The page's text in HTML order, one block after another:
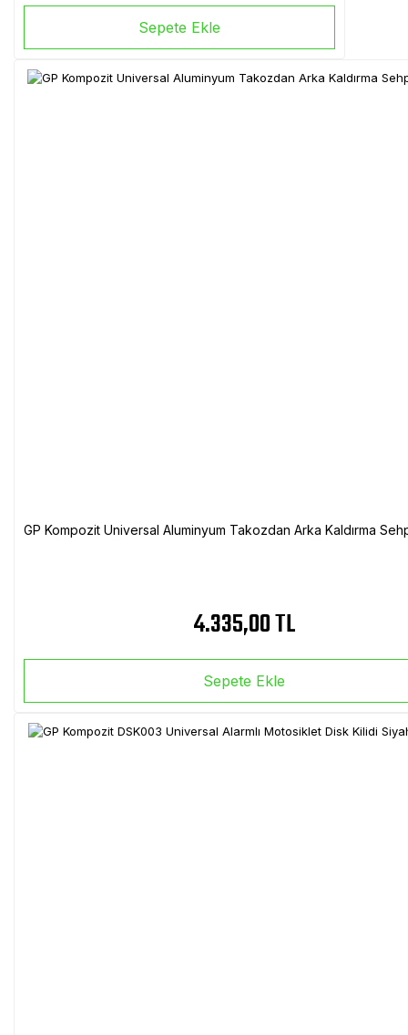
Sepete Ekle
GP Kompozit Universal Aluminyum Takozdan Arka Kaldırma
4.335,00 TL
Sepete Ekle